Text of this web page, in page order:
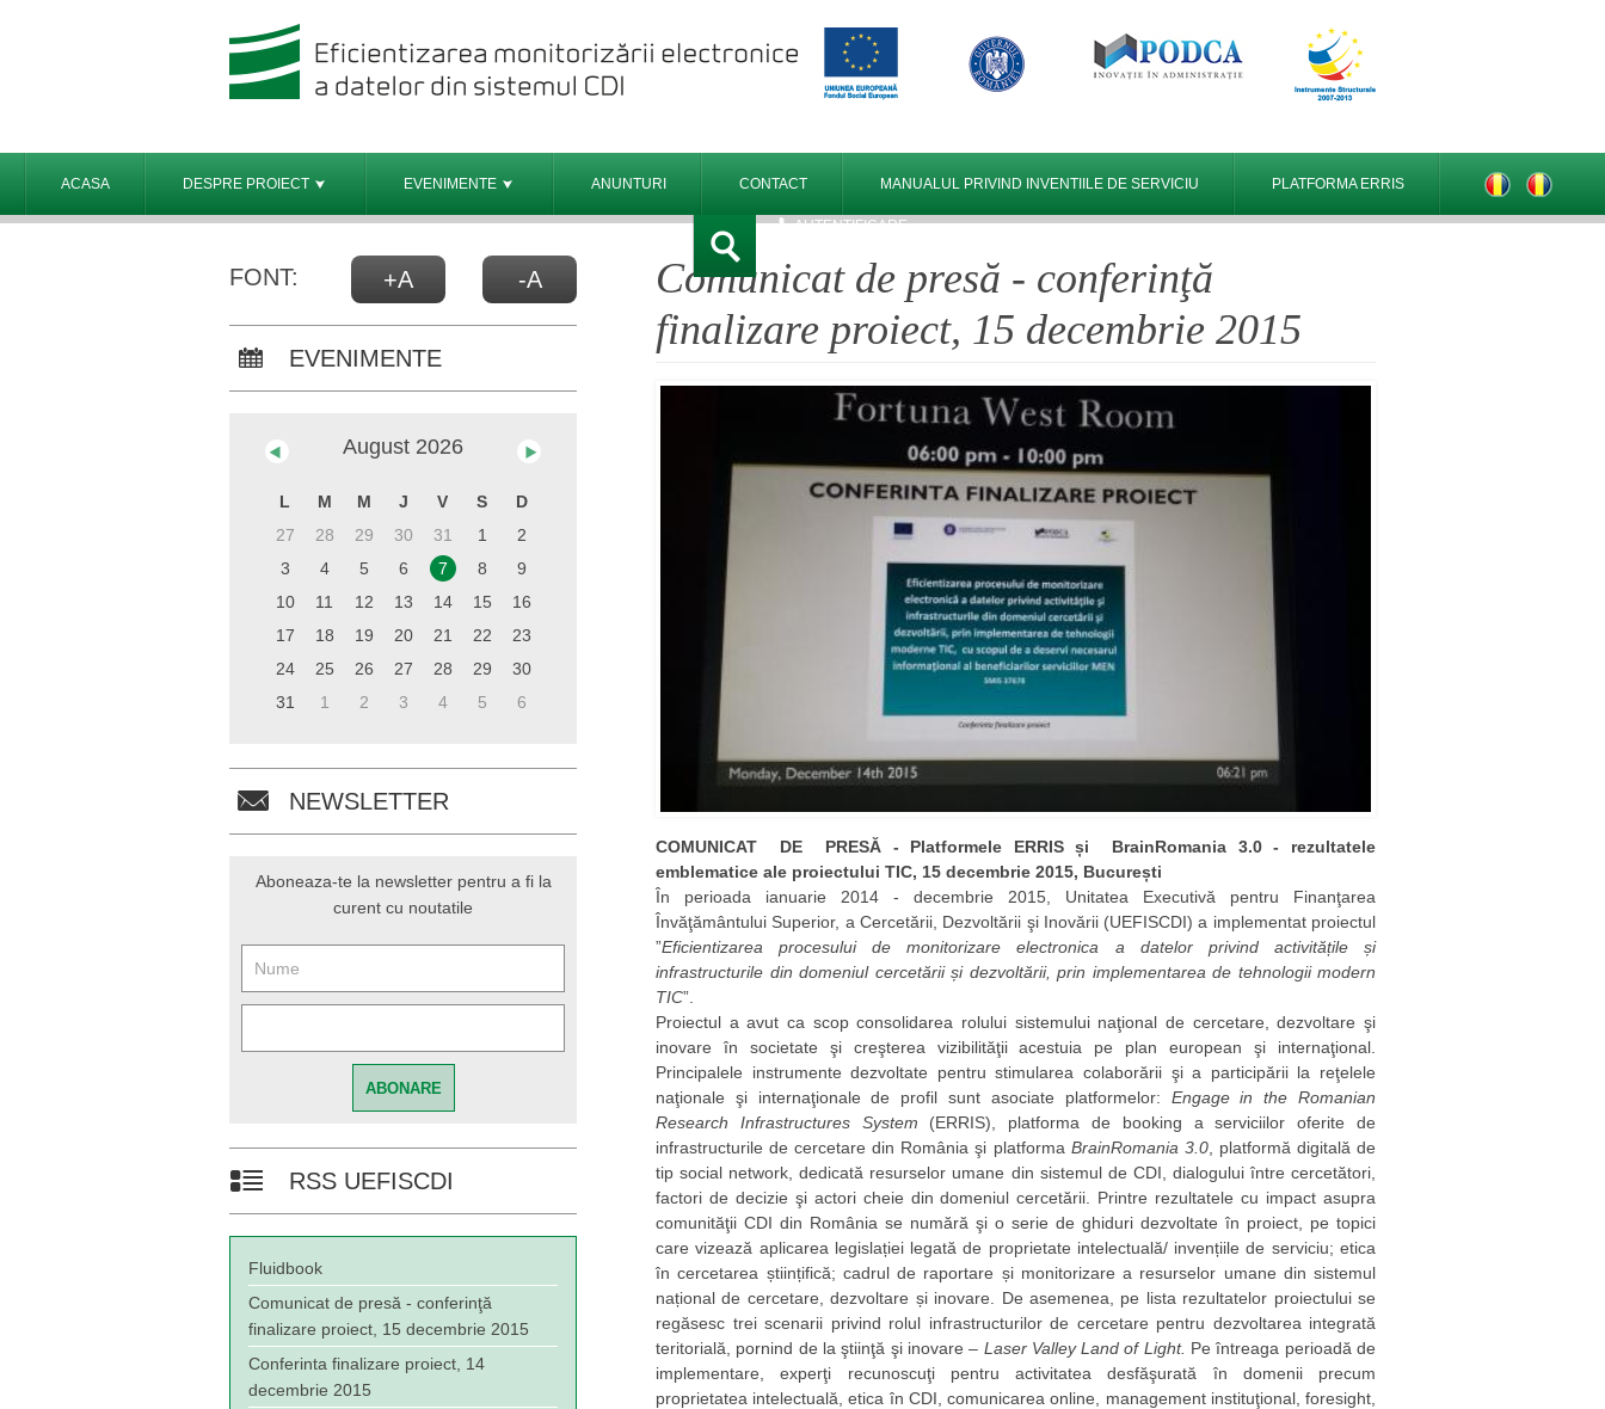
ACASA DESPRE PROIECT EVENIMENTE ANUNTURI CONTACT MANUALUL PRIVIND INVENTIILE DE SERVICIU PLATFORMA ERRIS
AUTENTIFICARE
Comunicat de presă - conferinţă
finalizare proiect, 15 decembrie 2015
COMUNICAT DE PRESĂ - Platformele ERRIS și BrainRomania 3.0 - rezultatele
emblematice ale proiectului TIC, 15 decembrie 2015, București
În perioada ianuarie 2014 - decembrie 2015, Unitatea Executivă pentru Finanţarea
Învăţământului Superior, a Cercetării, Dezvoltării şi Inovării (UEFISCDI) a implementat proiectul
”Eficientizarea procesului de monitorizare electronica a datelor privind activitățile și
infrastructurile din domeniul cercetării și dezvoltării, prin implementarea de tehnologii modern
TIC”.
Proiectul a avut ca scop consolidarea rolului sistemului naţional de cercetare, dezvoltare şi
inovare în societate şi creşterea vizibilităţii acestuia pe plan european şi internaţional.
Principalele instrumente dezvoltate pentru stimularea colaborării şi a participării la reţelele
naţionale şi internaţionale de profil sunt asociate platformelor: Engage in the Romanian
Research Infrastructures System (ERRIS), platforma de booking a serviciilor oferite de
infrastructurile de cercetare din România şi platforma BrainRomania 3.0, platformă digitală de
tip social network, dedicată resurselor umane din sistemul de CDI, dialogului între cercetători,
factori de decizie şi actori cheie din domeniul cercetării. Printre rezultatele cu impact asupra
comunităţii CDI din România se numără şi o serie de ghiduri dezvoltate în proiect, pe topici
care vizează aplicarea legislației legată de proprietate intelectuală/ invențiile de serviciu; etica
în cercetarea științifică; cadrul de raportare și monitorizare a resurselor umane din sistemul
național de cercetare, dezvoltare și inovare. De asemenea, pe lista rezultatelor proiectului se
regăsesc trei scenarii privind rolul infrastructurilor de cercetare pentru dezvoltarea integrată
teritorială, pornind de la ştiinţă şi inovare – Laser Valley Land of Light. Pe întreaga perioadă de
implementare, experţi recunoscuţi pentru activitatea desfăşurată în domenii precum
proprietatea intelectuală, etica în CDI, comunicarea online, management instituţional, foresight,
FONT: +A -A
EVENIMENTE
August 2026
L M M J V S
D
27
28 29 30 31 1
2
3
4 5 6 7 8
9
10
11 12 13 14 15
16
17
18 19 20 21 22
23
24
25 26 27 28 29
30
31
1 2 3 4 5 6
NEWSLETTER
Aboneaza-te la newsletter pentru a fi la
curent cu noutatile
RSS UEFISCDI
Fluidbook
Comunicat de presă - conferinţă
finalizare proiect, 15 decembrie 2015
Conferinta finalizare proiect, 14
decembrie 2015